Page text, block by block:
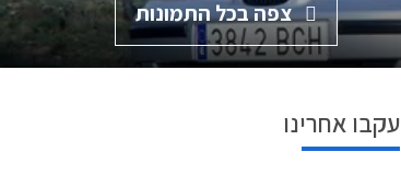
צפה בכל התמונות
עקבו אחרינו